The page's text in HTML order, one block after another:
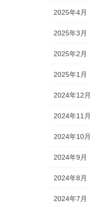
2025年4月
2025年3月
2025年2月
2025年1月
2024年12月
2024年11月
2024年10月
2024年9月
2024年8月
2024年7月